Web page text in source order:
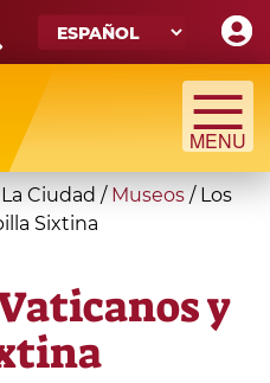
La Ciudad / Museos / Los
Sixtina
y